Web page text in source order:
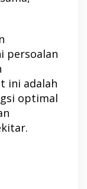
persoalan
ini adalah
optimal